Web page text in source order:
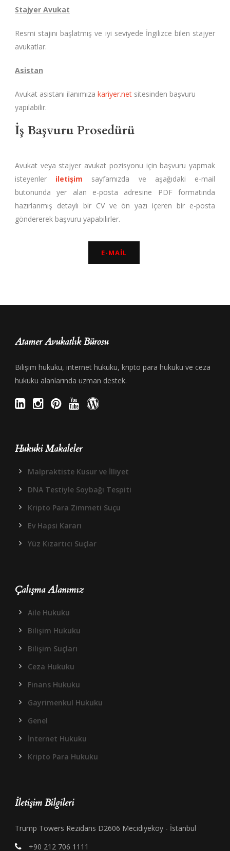
Stajyer Avukat
Resmi stajını başlatmış ve iyi seviyede İngilizce bilen stajyer
avukatlar.
Asistan
Avukat asistanı ilanımıza kariyer.net sitesinden başvuru
yapılabilir.
İş Başvuru Prosedürü
Avukat veya stajyer avukat pozisyonu için başvuru yapmak
isteyenler iletişim sayfamızda ve aşağıdaki e-mail
butonunda yer alan e-posta adresine PDF formatında
hazırlanmış detaylı bir CV ve ön yazı içeren bir e-posta
göndererek başvuru yapabilirler.
E-MAIL
Atamer Avukatlık Bürosu
Bilişim hukuku, internet hukuku, kripto para hukuku ve ceza
hukuku alanlarında uzman destek.
Hukuki Makaleler
Malpraktiste Kusur ve İlliyet
DNA Testiyle Soybağı Tespiti
Kripto Para Zimmeti Suçu
Ev Hapsi Kararı
Yüz Kızartıcı Suçlar
Çalışma Alanımız
Aile Hukuku
Bilişim Hukuku
Bilişim Suçları
Ceza Hukuku
Finans Hukuku
Gayrimenkul Hukuku
Genel
İnternet Hukuku
Kripto Para Hukuku
İletişim Bilgileri
Trump Towers Rezidans D2606 Mecidiyeköy - İstanbul
+90 212 706 1111